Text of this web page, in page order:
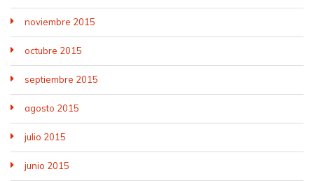
noviembre 2015
octubre 2015
septiembre 2015
agosto 2015
julio 2015
junio 2015